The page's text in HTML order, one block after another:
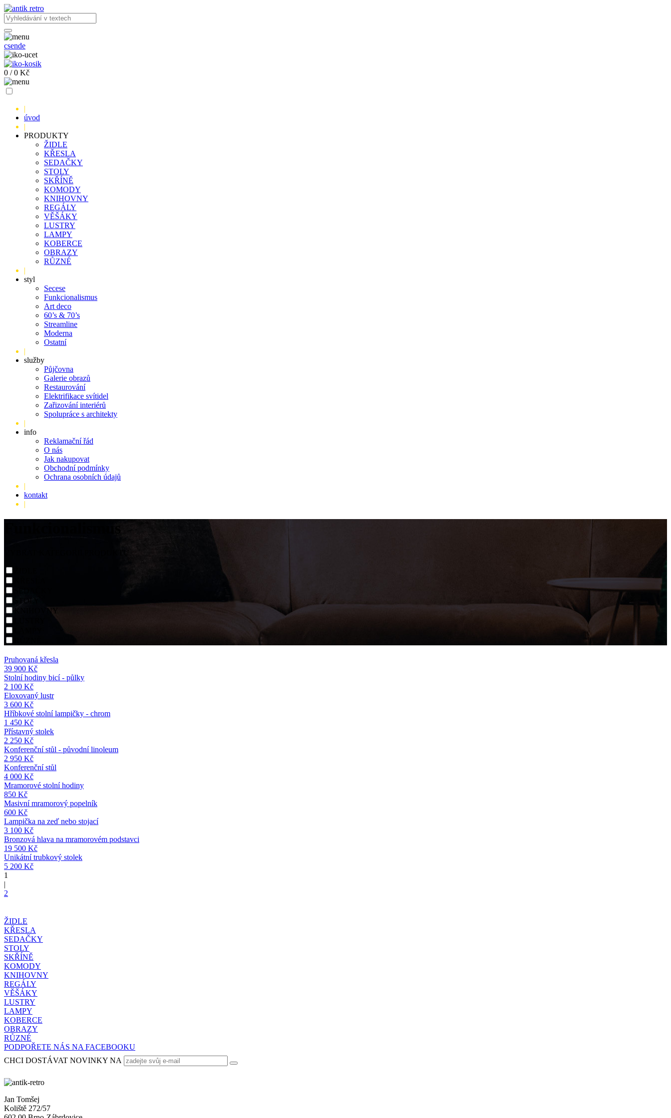
csende
0 /0 Kč
|
úvod
|
PRODUKTY
ŽIDLE
KŘESLA
SEDAČKY
STOLY
SKŘÍNĚ
KOMODY
KNIHOVNY
REGÁLY
VĚŠÁKY
LUSTRY
LAMPY
KOBERCE
OBRAZY
RŮZNÉ
|
styl
Secese
Funkcionalismus
Art deco
60’s & 70’s
Streamline
Moderna
Ostatní
|
služby
Půjčovna
Galerie obrazů
Restaurování
Elektrifikace svítidel
Zařizování interiérů
Spolupráce s architekty
|
info
Reklamační řád
O nás
Jak nakupovat
Obchodní podmínky
Ochrana osobních údajů
|
kontakt
|
STOLY
KNIHOVNY
Pruhovaná křesla
39 900 Kč
Stolní hodiny bicí - půlky
2 100 Kč
Eloxovaný lustr
3 600 Kč
Hříbkové stolní lampičky - chrom
1 450 Kč
Přístavný stolek
2 250 Kč
Konferenční stůl - původní linoleum
2 950 Kč
Konferenční stůl
4 000 Kč
Mramorové stolní hodiny
850 Kč
Masivní mramorový popelník
600 Kč
Lampička na zeď nebo stojací
3 100 Kč
Bronzová hlava na mramorovém podstavci
19 500 Kč
Unikátní trubkový stolek
5 200 Kč
1
|
2
ŽIDLE
KŘESLA
SEDAČKY
STOLY
SKŘÍNĚ
KOMODY
KNIHOVNY
REGÁLY
VĚŠÁKY
LUSTRY
LAMPY
KOBERCE
OBRAZY
RŮZNÉ
PODPOŘETE NÁS NA FACEBOOKU
CHCI DOSTÁVAT NOVINKY NA
Jan Tomšej
Koliště 272/57